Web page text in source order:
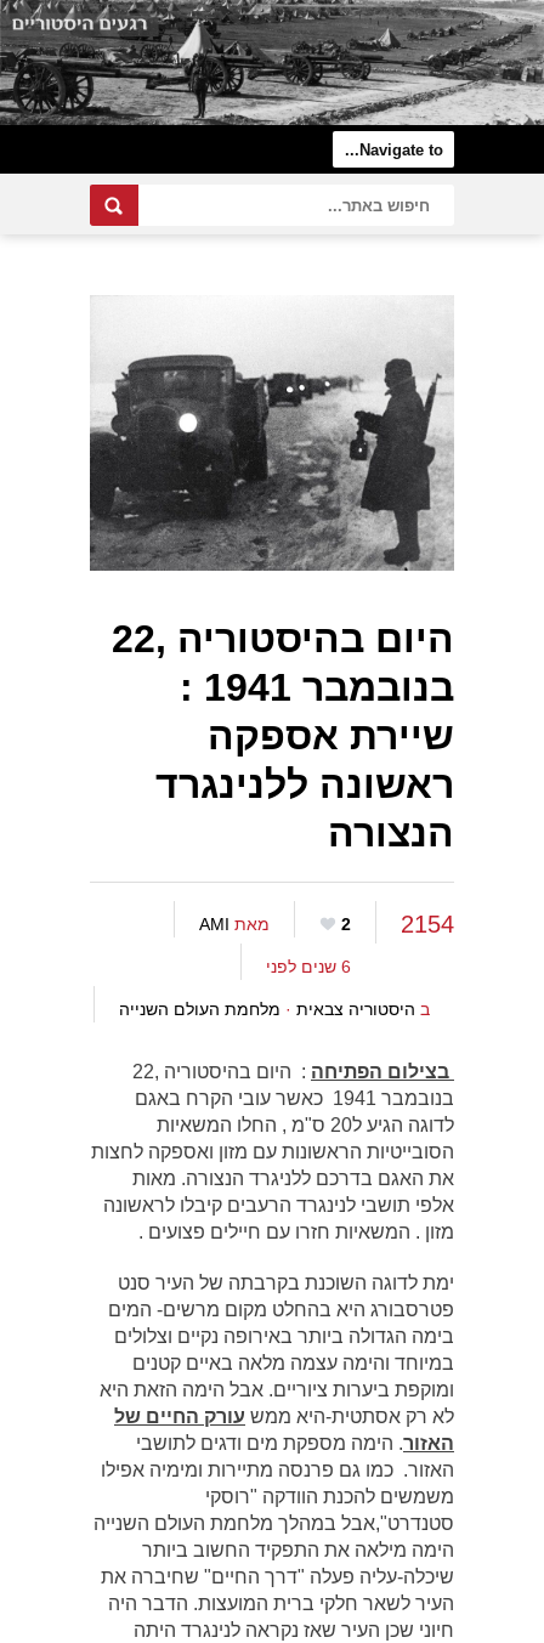
היום בהיסטוריה ,22
בנובמבר 1941 :
שיירת אספקה
ראשונה ללנינגרד
הנצורה
2154
2 מאת AMI
6 שנים לפני
ב היסטוריה צבאית · מלחמת העולם השנייה
בצילום הפתיחה
: היום בהיסטוריה ,22
בנובמבר 1941 כאשר עובי הקרח באגם
לדוגה הגיע ל20 ס"מ , החלו המשאיות
הסובייטיות הראשונות עם מזון ואספקה לחצות
את האגם בדרכם ללניגרד הנצורה. מאות
אלפי תושבי לנינגרד הרעבים קיבלו לראשונה
מזון . המשאיות חזרו עם חיילים פצועים .
ימת לדוגה השוכנת בקרבתה של העיר סנט
פטרסבורג היא בהחלט מקום מרשים- המים
בימה הגדולה ביותר באירופה נקיים וצלולים
במיוחד והימה עצמה מלאה באיים קטנים
ומוקפת ביערות ציוריים. אבל הימה הזאת היא
לא רק אסתטית-היא ממש עורק החיים של
האזור. הימה מספקת מים ודגים לתושבי
האזור. כמו גם פרנסה מתיירות ומימיה אפילו
משמשים להכנת הוודקה "רוסקי
סטנדרט",אבל במהלך מלחמת העולם השנייה
הימה מילאה את התפקיד החשוב ביותר
שיכלה-עליה פעלה "דרך החיים" שחיברה את
העיר לשאר חלקי ברית המועצות. הדבר היה
חיוני שכן העיר שאז נקראה לנינגרד היתה